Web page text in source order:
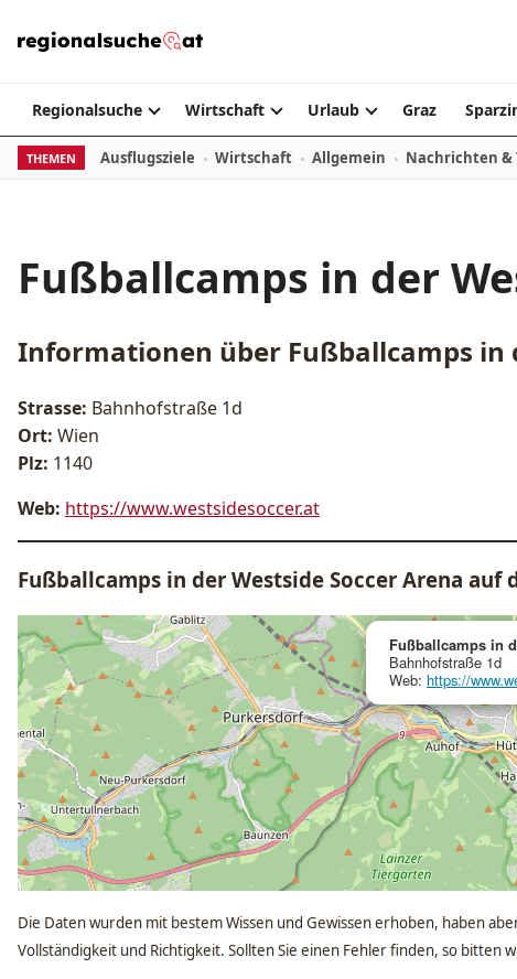
Regionalsuche Wirtschaft Urlaub Graz
THEMEN Ausflugsziele Wirtschaft Allgemein Nachrichten &
Fußballcamps in der
Informationen über Fußballcamps in
Strasse: Bahnhofstraße 1d
Ort: Wien
Plz: 1140
Web: https://www.westsidesoccer.at
Fußballcamps in der Westside Soccer Arena auf
Fußballcamps in
Bahnhofstraße 1d
Web: https://
Die Daten wurden mit bestem Wissen und Gewissen erhoben, haben
Vollständigkeit und Richtigkeit. Sollten Sie einen Fehler finden, so bitten